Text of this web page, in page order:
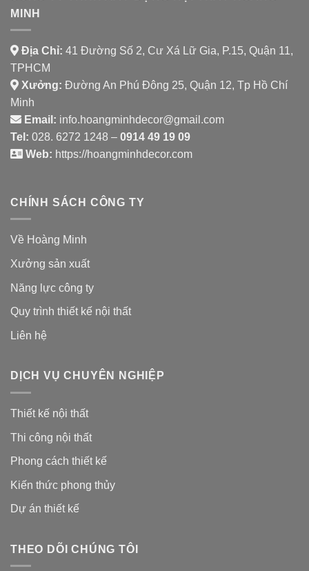
MINH
Địa Chỉ: 41 Đường Số 2, Cư Xá Lữ Gia, P.15, Quận 11,
TPHCM
Xưởng: Đường An Phú Đông 25, Quận 12, Tp Hồ Chí
Minh
Email: info.hoangminhdecor@gmail.com
Tel: 028. 6272 1248 – 0914 49 19 09
Web: https://hoangminhdecor.com
CHÍNH SÁCH CÔNG TY
Về Hoàng Minh
Xưởng sản xuất
Năng lực công ty
Quy trình thiết kế nội thất
Liên hệ
DỊCH VỤ CHUYÊN NGHIỆP
Thiết kế nội thất
Thi công nội thất
Phong cách thiết kế
Kiến thức phong thủy
Dự án thiết kế
THEO DÕI CHÚNG TÔI